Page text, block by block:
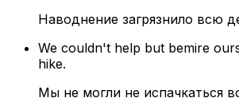
Наводнение загрязнило всю
We couldn't help but bemire
hike.
Мы не могли не испачкаться